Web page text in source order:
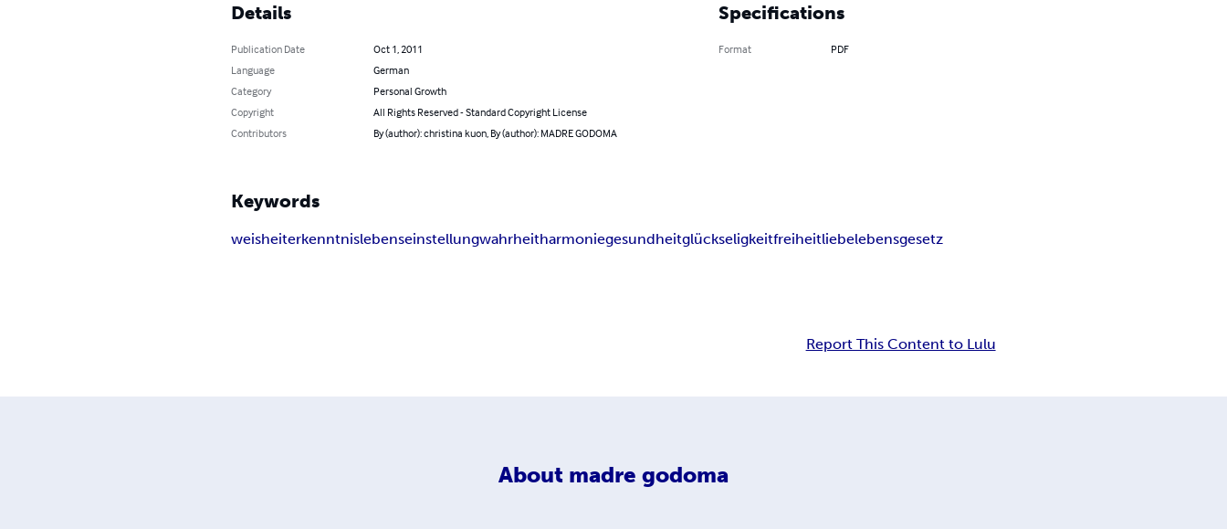
Details
Publication Date
Oct 1, 2011
Language
German
Category
Personal Growth
Copyright
All Rights Reserved - Standard Copyright License
Contributors
By (author): christina kuon, By (author): MADRE GODOMA
Specifications
Format PDF
Keywords
weisheiterkenntnislebenseinstellungwahrheitharmoniegesundheitglückseligkeitfreiheitliebelebensgesetz
Report This Content to Lulu
About madre godoma